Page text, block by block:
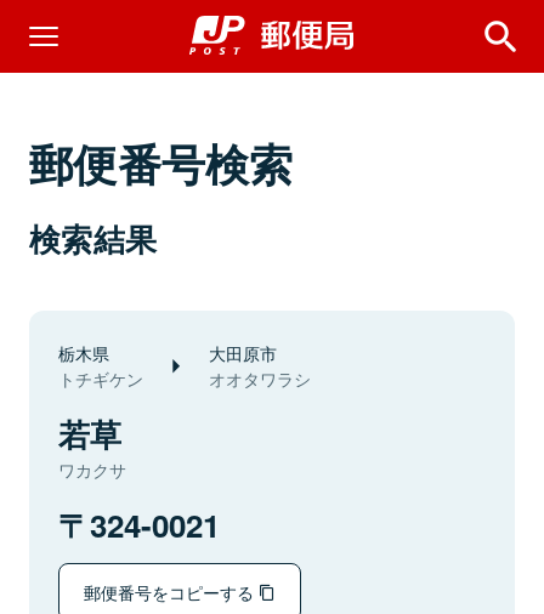
郵便番号検索
検索結果
栃木県
トチギケン
大田原市
オオタワラシ
若草
ワカクサ
324-0021
郵便番号をコピーする